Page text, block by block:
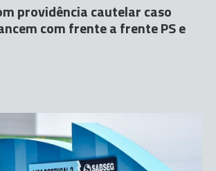
providência cautelar caso
com frente a frente PS e